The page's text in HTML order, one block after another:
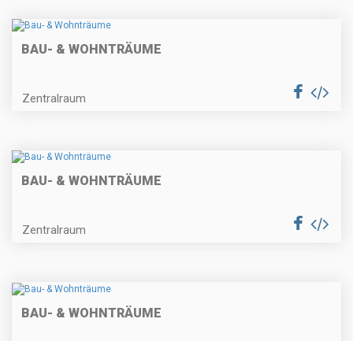
BAU- & WOHNTRÄUME
Zentralraum
BAU- & WOHNTRÄUME
Zentralraum
BAU- & WOHNTRÄUME